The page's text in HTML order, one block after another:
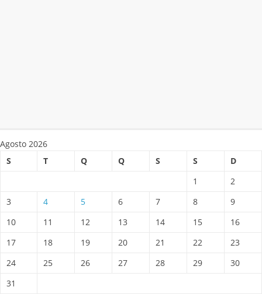
Agosto 2026
S
T Q Q S S
D
1
2
3
4 5 6 7 8
9
10
11 12 13 14 15
16
17
18 19 20 21 22
23
24
25 26 27 28 29
30
31